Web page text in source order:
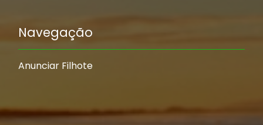
Navegação
Anunciar Filhote